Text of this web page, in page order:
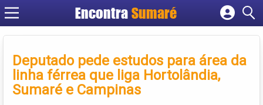
Encontra Sumaré
Cadastrar empresa
Criar conta
Deputado pede estudos para área da
linha férrea que liga Hortolândia,
Sumaré e Campinas